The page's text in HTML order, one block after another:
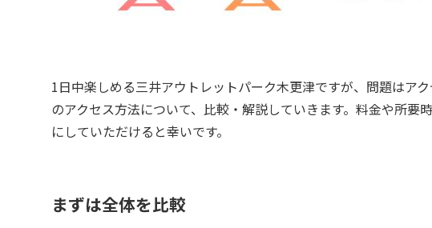
1日中楽しめる三井アウトレットパーク木更津ですが、問題はア
のアクセス方法について、比較・解説していきます。料金や所
にしていただけると幸いです。
まずは全体を比較